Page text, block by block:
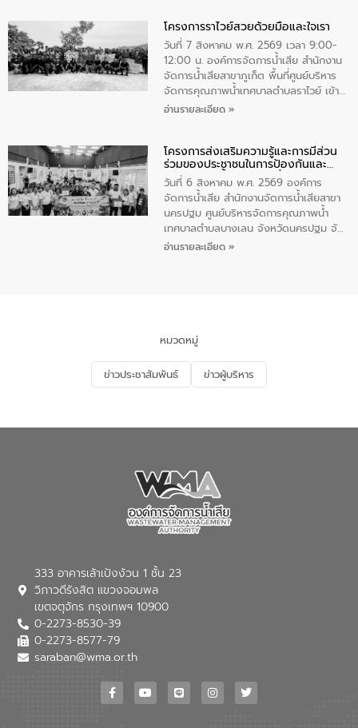
ทองคำและประกาศเกียรติคุณให้แก่ กำนัน
ผู้ใหญ่บ้านยอดเยี่ยม พร้อมกล่าวชื่นชม ให้
โอวาท และมอบนโยบาย
โครงการราไวย์สวยด้วยมือและใจเรา
วันที่ 7 สิงหาคม พ.ศ. 2569 เวลา 9:00-
12:00 น. องค์การจัดการน้ำเสีย สำนักงาน
จัดการน้ำเสียสาขาภูเก็ต พื้นที่ศูนย์บริหาร
จัดการคุณภาพน้ำเทศบาลตำบลราไวย์ เข้า
ร่วมโครงการราไวย์สวยด้วยมือและใจเรา
ประชาชน ตัวแทนจากโรงแรมต่างๆ ในเขต
เทศบาลตำบลราไวย์ ศูนย์บริหารจัดการ
คุณภาพน้ำเทศบาลตำบลราไวย์ นำโดยนาย
น้อย แก้วเศษ ผู้จัดการสำนักงานจัดการน้ำ
เสียสาขาภูเก็ต พร้อมด้วยเจ้าหน้าที่ จำนวน
5 คน ร่วมทำกิจกรรม ทำความสะอาด
ชายหาดและแหล่งท่องเที่ยว ณ บริเวณ
อ่านรายละเอียด »
โครงการส่งเสริมความรู้และการมีส่วน
ร่วมของประชาชนในการป้องกันและ
แก้ไขปัญหาน้ำเสียอย่างยั่งยืน
วันที่ 6 สิงหาคม พ.ศ. 2569 องค์การ
จัดการน้ำเสีย สำนักงานจัดการน้ำเสียสาขา
นครปฐม ศูนย์บริหารจัดการคุณภาพน้ำ
เทศบาลตำบลบางเลน จังหวัดนครปฐม จัด
กิจกรรมภายใต้โครงการส่งเสริมความรู้และ
จัดการน้ำเสียและสร้างจิตสำนึกในการ
อนุรักษ์สิ่งแวดล้อม ในหัวข้อ “น้ำเสียชุมชน
และการบำบัดน้ำเสียเบื้องต้น” โดยให้ความรู้
เกี่ยวกับสาเหตุและผลกระทบของน้ำเสีย
ณ เทศบาลตำบลบางเลน จังหวัดนครปฐม
อ่านรายละเอียด »
หมวดหมู่
ข่าวประชาสัมพันธ์ ข่าวผู้บริหาร
333 อาคารเล้าเป้งง้วน 1 ชั้น 23
วิภาวดีรังสิต แขวงจอมพล
เขตจตุจักร กรุงเทพฯ 10900
0-2273-8530-39
0-2273-8577-79
saraban@wma.or.th